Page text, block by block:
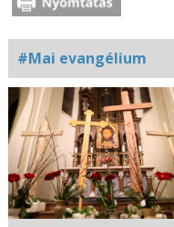
#Mai evangélium
Kapcsolódó
fotógaléria